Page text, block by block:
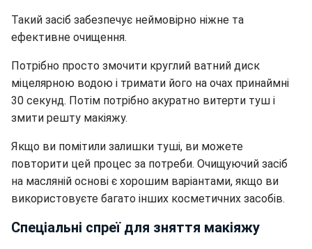
Такий засіб забезпечує неймовірно ніжне та
ефективне очищення.
Потрібно просто змочити круглий ватний диск
міцелярною водою і тримати його на очах принаймні
30 секунд. Потім потрібно акуратно витерти туш і
змити решту макіяжу.
Якщо ви помітили залишки туші, ви можете
повторити цей процес за потреби. Очищуючий засіб
на масляній основі є хорошим варіантами, якщо ви
використовуєте багато інших косметичних засобів.
Спеціальні спреї для зняття макіяжу